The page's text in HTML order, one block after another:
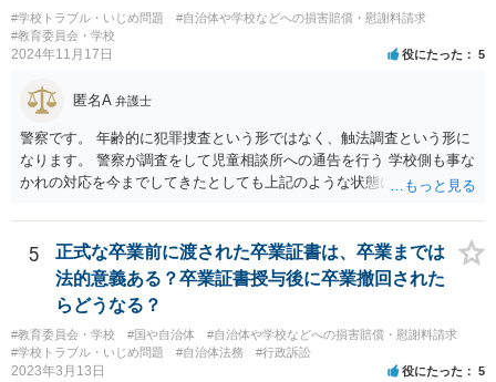
#学校トラブル・いじめ問題
#自治体や学校などへの損害賠償・慰謝料請求
#教育委員会・学校
2024年11月17日 役にたった 5
匿名A 弁護士
警察です。 年齢的に犯罪捜査という形ではなく、触法調査という形に
なります。 警察が調査をして児童相談所への通告を行う 学校側も事な
かれの対応を今までしてきたとしても上記のような状態になれば一定
る生徒が複数名ということであれば、 警察側も動くのではないかと思
われます。
5
正式な卒業前に渡された卒業証書は、卒業までは
法的意義ある？卒業証書授与後に卒業撤回された
らどうなる？
#教育委員会・学校 #国や自治体
#自治体や学校などへの損害賠償・慰謝料請求
#学校トラブル・いじめ問題
#自治体法務 #行政訴訟
2023年3月13日 役にたった 5